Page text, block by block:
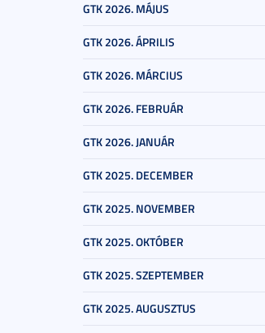
GTK 2026. MÁJUS
GTK 2026. ÁPRILIS
GTK 2026. MÁRCIUS
GTK 2026. FEBRUÁR
GTK 2026. JANUÁR
GTK 2025. DECEMBER
GTK 2025. NOVEMBER
GTK 2025. OKTÓBER
GTK 2025. SZEPTEMBER
GTK 2025. AUGUSZTUS